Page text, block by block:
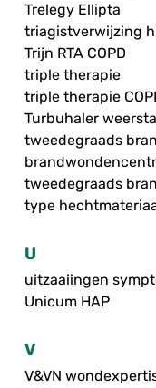
Trelegy Ellipta
triagistverwijzing
Trijn RTA COPD
triple therapie
triple therapie
Turbuhaler
tweedegraads
tweedegraads
type
U
uitzaaiingen
Unicum HAP
V
V&VN